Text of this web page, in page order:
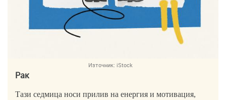
Източник: iStock
Рак
Тази седмица носи прилив на енергия и мотивация,